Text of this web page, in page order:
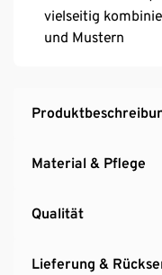
vielseitig
und Mustern
Material & Pflege
Qualität
Lieferung &